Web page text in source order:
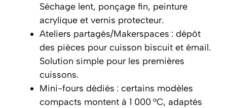
Séchage lent, ponçage fin, peinture
acrylique et vernis protecteur.
Ateliers partagés/Makerspaces : dépôt
des pièces pour cuisson biscuit et émail.
Solution simple pour les premières
cuissons.
Mini-fours dédiés : certains modèles
compacts montent à 1 000 °C, adaptés